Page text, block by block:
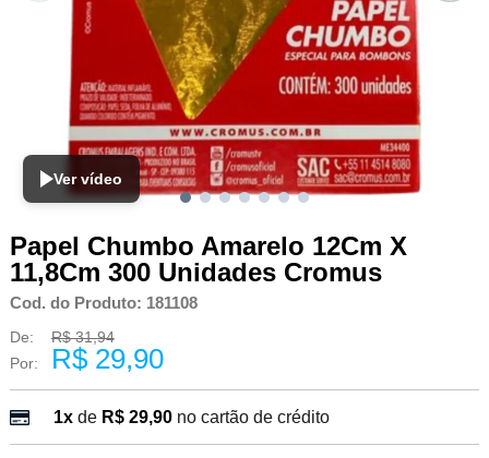
Ver vídeo
Papel Chumbo Amarelo 12Cm X
11,8Cm 300 Unidades Cromus
Cod. do Produto: 181108
De:
R$ 31,94
Por:
R$ 29,90
1xde R$ 29,90 no cartão de crédito